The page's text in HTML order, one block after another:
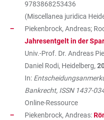
9783868253436
(Miscellanea juridica
Piekenbrock, Andreas;
Jahresentgelt in der
Univ.-Prof. Dr. Andreas
Daniel Rodi, Heidelberg,
In:
Bankrecht, ISSN 1437-
Online-Ressource
Piekenbrock, Andreas: